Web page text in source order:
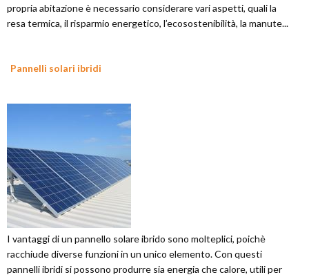
propria abitazione è necessario considerare vari aspetti, quali la
resa termica, il risparmio energetico, l’ecosostenibilità, la manute...
Pannelli solari ibridi
I vantaggi di un pannello solare ibrido sono molteplici, poichè
racchiude diverse funzioni in un unico elemento. Con questi
pannelli ibridi si possono produrre sia energia che calore, utili per